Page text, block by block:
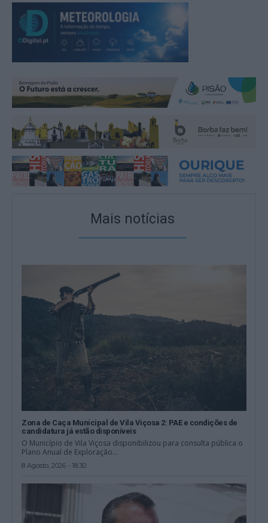
Mais notícias
Zona de Caça Municipal de Vila Viçosa 2: PAE e condições de
candidatura já estão disponíveis
O Município de Vila Viçosa disponibilizou para consulta pública o
Plano Anual de Exploração...
8 Agosto, 2026 - 18:30